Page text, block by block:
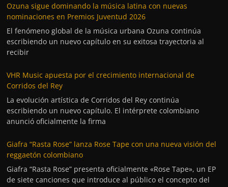
Ozuna sigue dominando la música latina con nuevas
nominaciones en Premios Juventud 2026
El fenómeno global de la música urbana Ozuna continúa
escribiendo un nuevo capítulo en su exitosa trayectoria al
recibir
VHR Music apuesta por el crecimiento internacional de
Corridos del Rey
La evolución artística de Corridos del Rey continúa
escribiendo un nuevo capítulo. El intérprete colombiano
anunció oficialmente la firma
Giafra “Rasta Rose” lanza Rose Tape con una nueva visión del
reggaetón colombiano
Giafra “Rasta Rose” presenta oficialmente «Rose Tape», un EP
de siete canciones que introduce al público el concepto del